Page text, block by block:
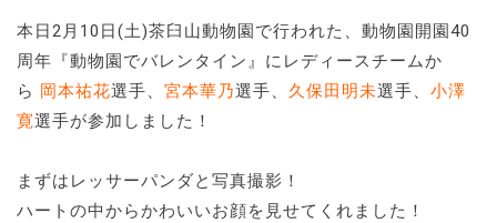
本日2月10日(土)茶臼山動物園で行われた、動物園開園40
周年『動物園でバレンタイン』にレディースチームか
ら
岡本祐花選手、 宮本華乃選手、 久保田明未選手、 小澤
寛選手が参加しました！
まずはレッサーパンダと写真撮影！
ハートの中からかわいいお顔を見せてくれました！